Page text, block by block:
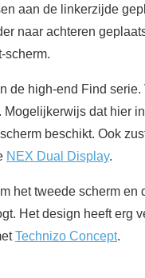
aan de linkerzijde
naar achteren
scherm.
de high-end Find
Mogelijkerwijs dat hier
beschikt. Ook
NEX Dual Display.
het tweede scherm
Het design heeft erg
Technizo Concept.